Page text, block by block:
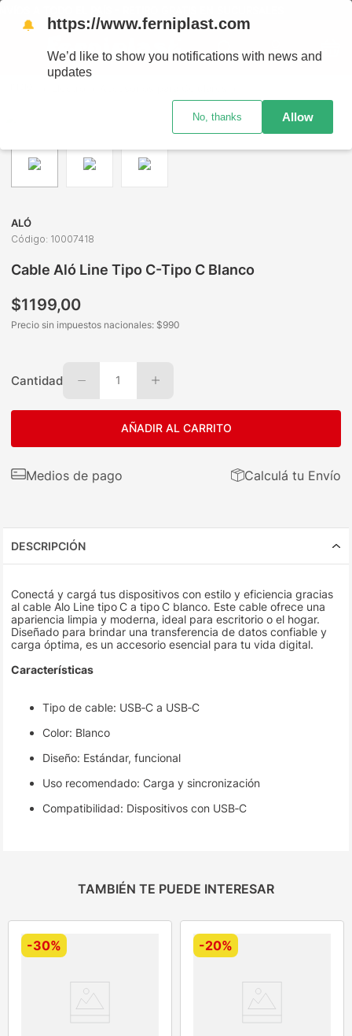
ALÓ
Código: 10007418
Cable Aló Line Tipo C-Tipo C Blanco
$1199,00
Precio sin impuestos nacionales: $990
Cantidad 1
AÑADIR AL CARRITO
Medios de pago Calculá tu Envío
DESCRIPCIÓN
Conectá y cargá tus dispositivos con estilo y eficiencia gracias
al cable Alo Line tipo C a tipo C blanco. Este cable ofrece una
apariencia limpia y moderna, ideal para escritorio o el hogar.
Diseñado para brindar una transferencia de datos confiable y
carga óptima, es un accesorio esencial para tu vida digital.
Características
Tipo de cable: USB‑C a USB‑C
Color: Blanco
Diseño: Estándar, funcional
Uso recomendado: Carga y sincronización
Compatibilidad: Dispositivos con USB‑C
TAMBIÉN TE PUEDE INTERESAR
-30% -20%
🔔 https://www.ferniplast.com
We’d like to show you notifications with news and
updates
No, thanks Allow